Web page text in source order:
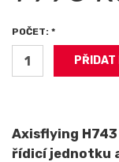
POČET: *
Axisflying
řídicí jednotku